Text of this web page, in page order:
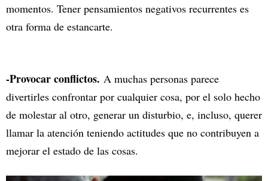
momentos. Tener pensamientos negativos recurrentes es
otra forma de estancarte.
-Provocar conflictos. A muchas personas parece
divertirles confrontar por cualquier cosa, por el solo hecho
de molestar al otro, generar un disturbio, e, incluso, querer
llamar la atención teniendo actitudes que no contribuyen a
mejorar el estado de las cosas.